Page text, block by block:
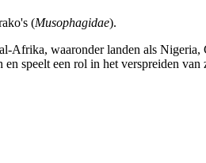
(Musophagidae).
Afrika, waaronder landen als
speelt een rol in het verspreiden van